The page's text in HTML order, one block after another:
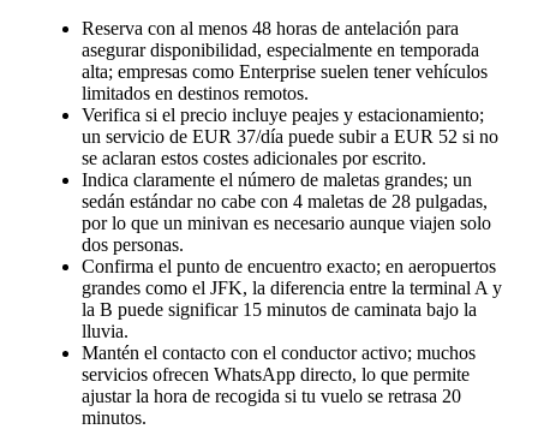
Reserva con al menos 48 horas de antelación para
asegurar disponibilidad, especialmente en temporada
alta; empresas como Enterprise suelen tener vehículos
limitados en destinos remotos.
Verifica si el precio incluye peajes y estacionamiento;
un servicio de EUR 37/día puede subir a EUR 52 si no
se aclaran estos costes adicionales por escrito.
Indica claramente el número de maletas grandes; un
sedán estándar no cabe con 4 maletas de 28 pulgadas,
por lo que un minivan es necesario aunque viajen solo
dos personas.
Confirma el punto de encuentro exacto; en aeropuertos
grandes como el JFK, la diferencia entre la terminal A y
la B puede significar 15 minutos de caminata bajo la
lluvia.
Mantén el contacto con el conductor activo; muchos
servicios ofrecen WhatsApp directo, lo que permite
ajustar la hora de recogida si tu vuelo se retrasa 20
minutos.